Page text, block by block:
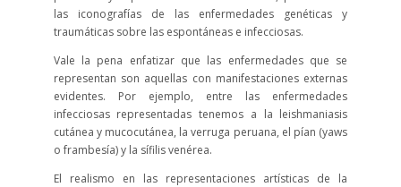
las iconografías de las enfermedades genéticas y
traumáticas sobre las espontáneas e infecciosas.
Vale la pena enfatizar que las enfermedades que se
representan son aquellas con manifestaciones externas
evidentes. Por ejemplo, entre las enfermedades
infecciosas representadas tenemos a la leishmaniasis
cutánea y mucocutánea, la verruga peruana, el pían (yaws
o frambesía) y la sífilis venérea.
El realismo en las representaciones artísticas de la